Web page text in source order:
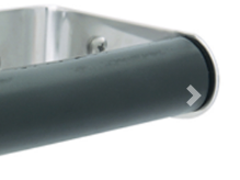
Next